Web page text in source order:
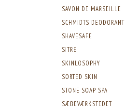
SAVON DE MARSEILLE
SCHMIDTS DEODORANT
SHAVESAFE
SITRE
SKINLOSOPHY
SORTED SKIN
STONE SOAP SPA
SÆBEVÆRKSTEDET